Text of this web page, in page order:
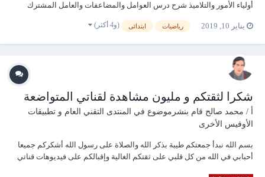
أولياء الأمور والتلاميذ شرح درس العوامل والمضاعفات والعامل المشترك
الأولية المقرر على الصف الرابع الابتدائي حيث أنه صعب جدا على التلام...
يناير 10, 2019 رياضيات ابتدائى (و4 أكثر)
شكرا لثقتكم و مليون مشاهدة لقناتي المتواضعة
أ / محمد صالح قام بنشرموضوع في
المنتدى التقني العام و تطبيقات
الأوفيس الأخرى
بسم الله نبدأ جمعتكم طيبة بذكر الله والصلاة على رسول الله أشكركم جميعا
أحبابي في الله من كل قلبي على ثقتكم الغالية وإقبالكم على فيديوهات قناتي